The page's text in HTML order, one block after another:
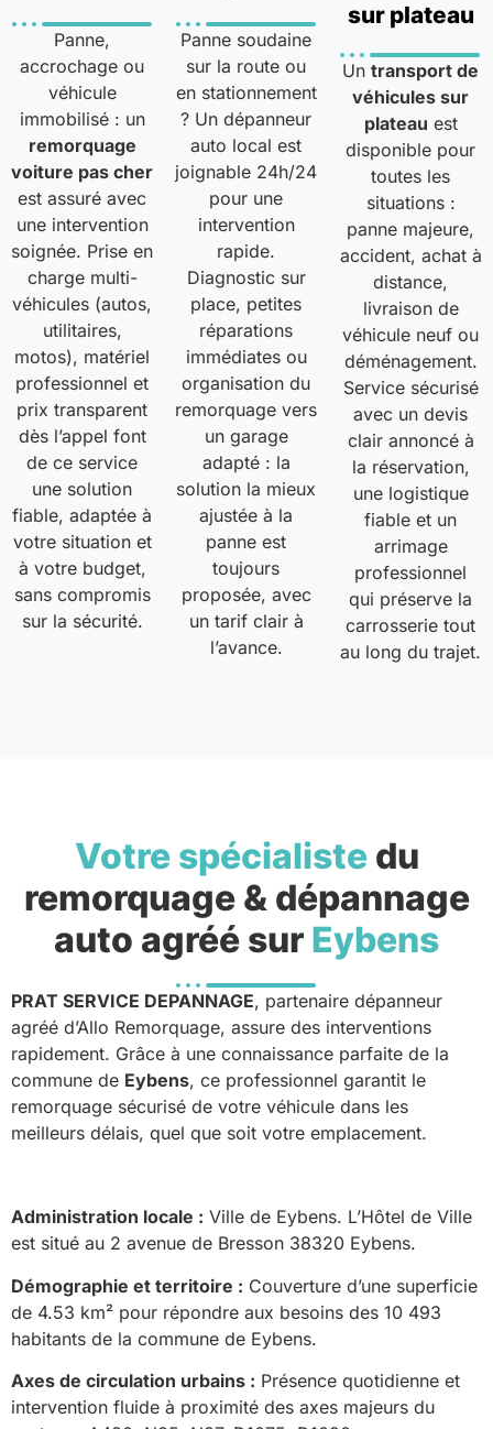
Panne,
accrochage ou
véhicule
immobilisé : un
remorquage
voiture pas cher
est assuré avec
une intervention
soignée. Prise en
charge multi-
véhicules (autos,
utilitaires,
motos), matériel
professionnel et
prix transparent
dès l’appel font
de ce service
une solution
fiable, adaptée à
votre situation et
à votre budget,
sans compromis
sur la sécurité.
Panne soudaine
sur la route ou
en stationnement
? Un dépanneur
auto local est
joignable 24h/24
pour une
intervention
rapide.
Diagnostic sur
place, petites
réparations
immédiates ou
organisation du
remorquage vers
un garage
adapté : la
solution la mieux
ajustée à la
panne est
toujours
proposée, avec
un tarif clair à
l’avance.
sur plateau
Untransport de
véhicules sur
plateau est
disponible pour
toutes les
situations :
panne majeure,
accident, achat à
distance,
livraison de
véhicule neuf ou
déménagement.
Service sécurisé
avec un devis
clair annoncé à
la réservation,
une logistique
fiable et un
arrimage
professionnel
qui préserve la
carrosserie tout
au long du trajet.
Votre spécialistedu
remorquage & dépannage
auto agréé sur Eybens
PRAT SERVICE DEPANNAGE, partenaire dépanneur
agréé d’Allo Remorquage, assure des interventions
rapidement. Grâce à une connaissance parfaite de la
commune de Eybens, ce professionnel garantit le
remorquage sécurisé de votre véhicule dans les
meilleurs délais, quel que soit votre emplacement.
Administration locale : Ville de Eybens. L’Hôtel de Ville
est situé au 2 avenue de Bresson 38320 Eybens.
Démographie et territoire : Couverture d’une superficie
de 4.53 km² pour répondre aux besoins des 10 493
habitants de la commune de Eybens.
Axes de circulation urbains : Présence quotidienne et
intervention fluide à proximité des axes majeurs du